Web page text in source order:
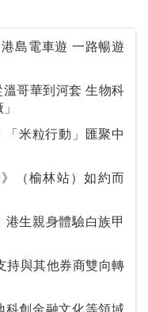
島電車遊 一路暢遊
到河套 生物科
「米粒行動」匯聚中
（榆林站）如約而
港生親身體驗白族甲
持與其他券商雙向轉
科創金融文化等領域